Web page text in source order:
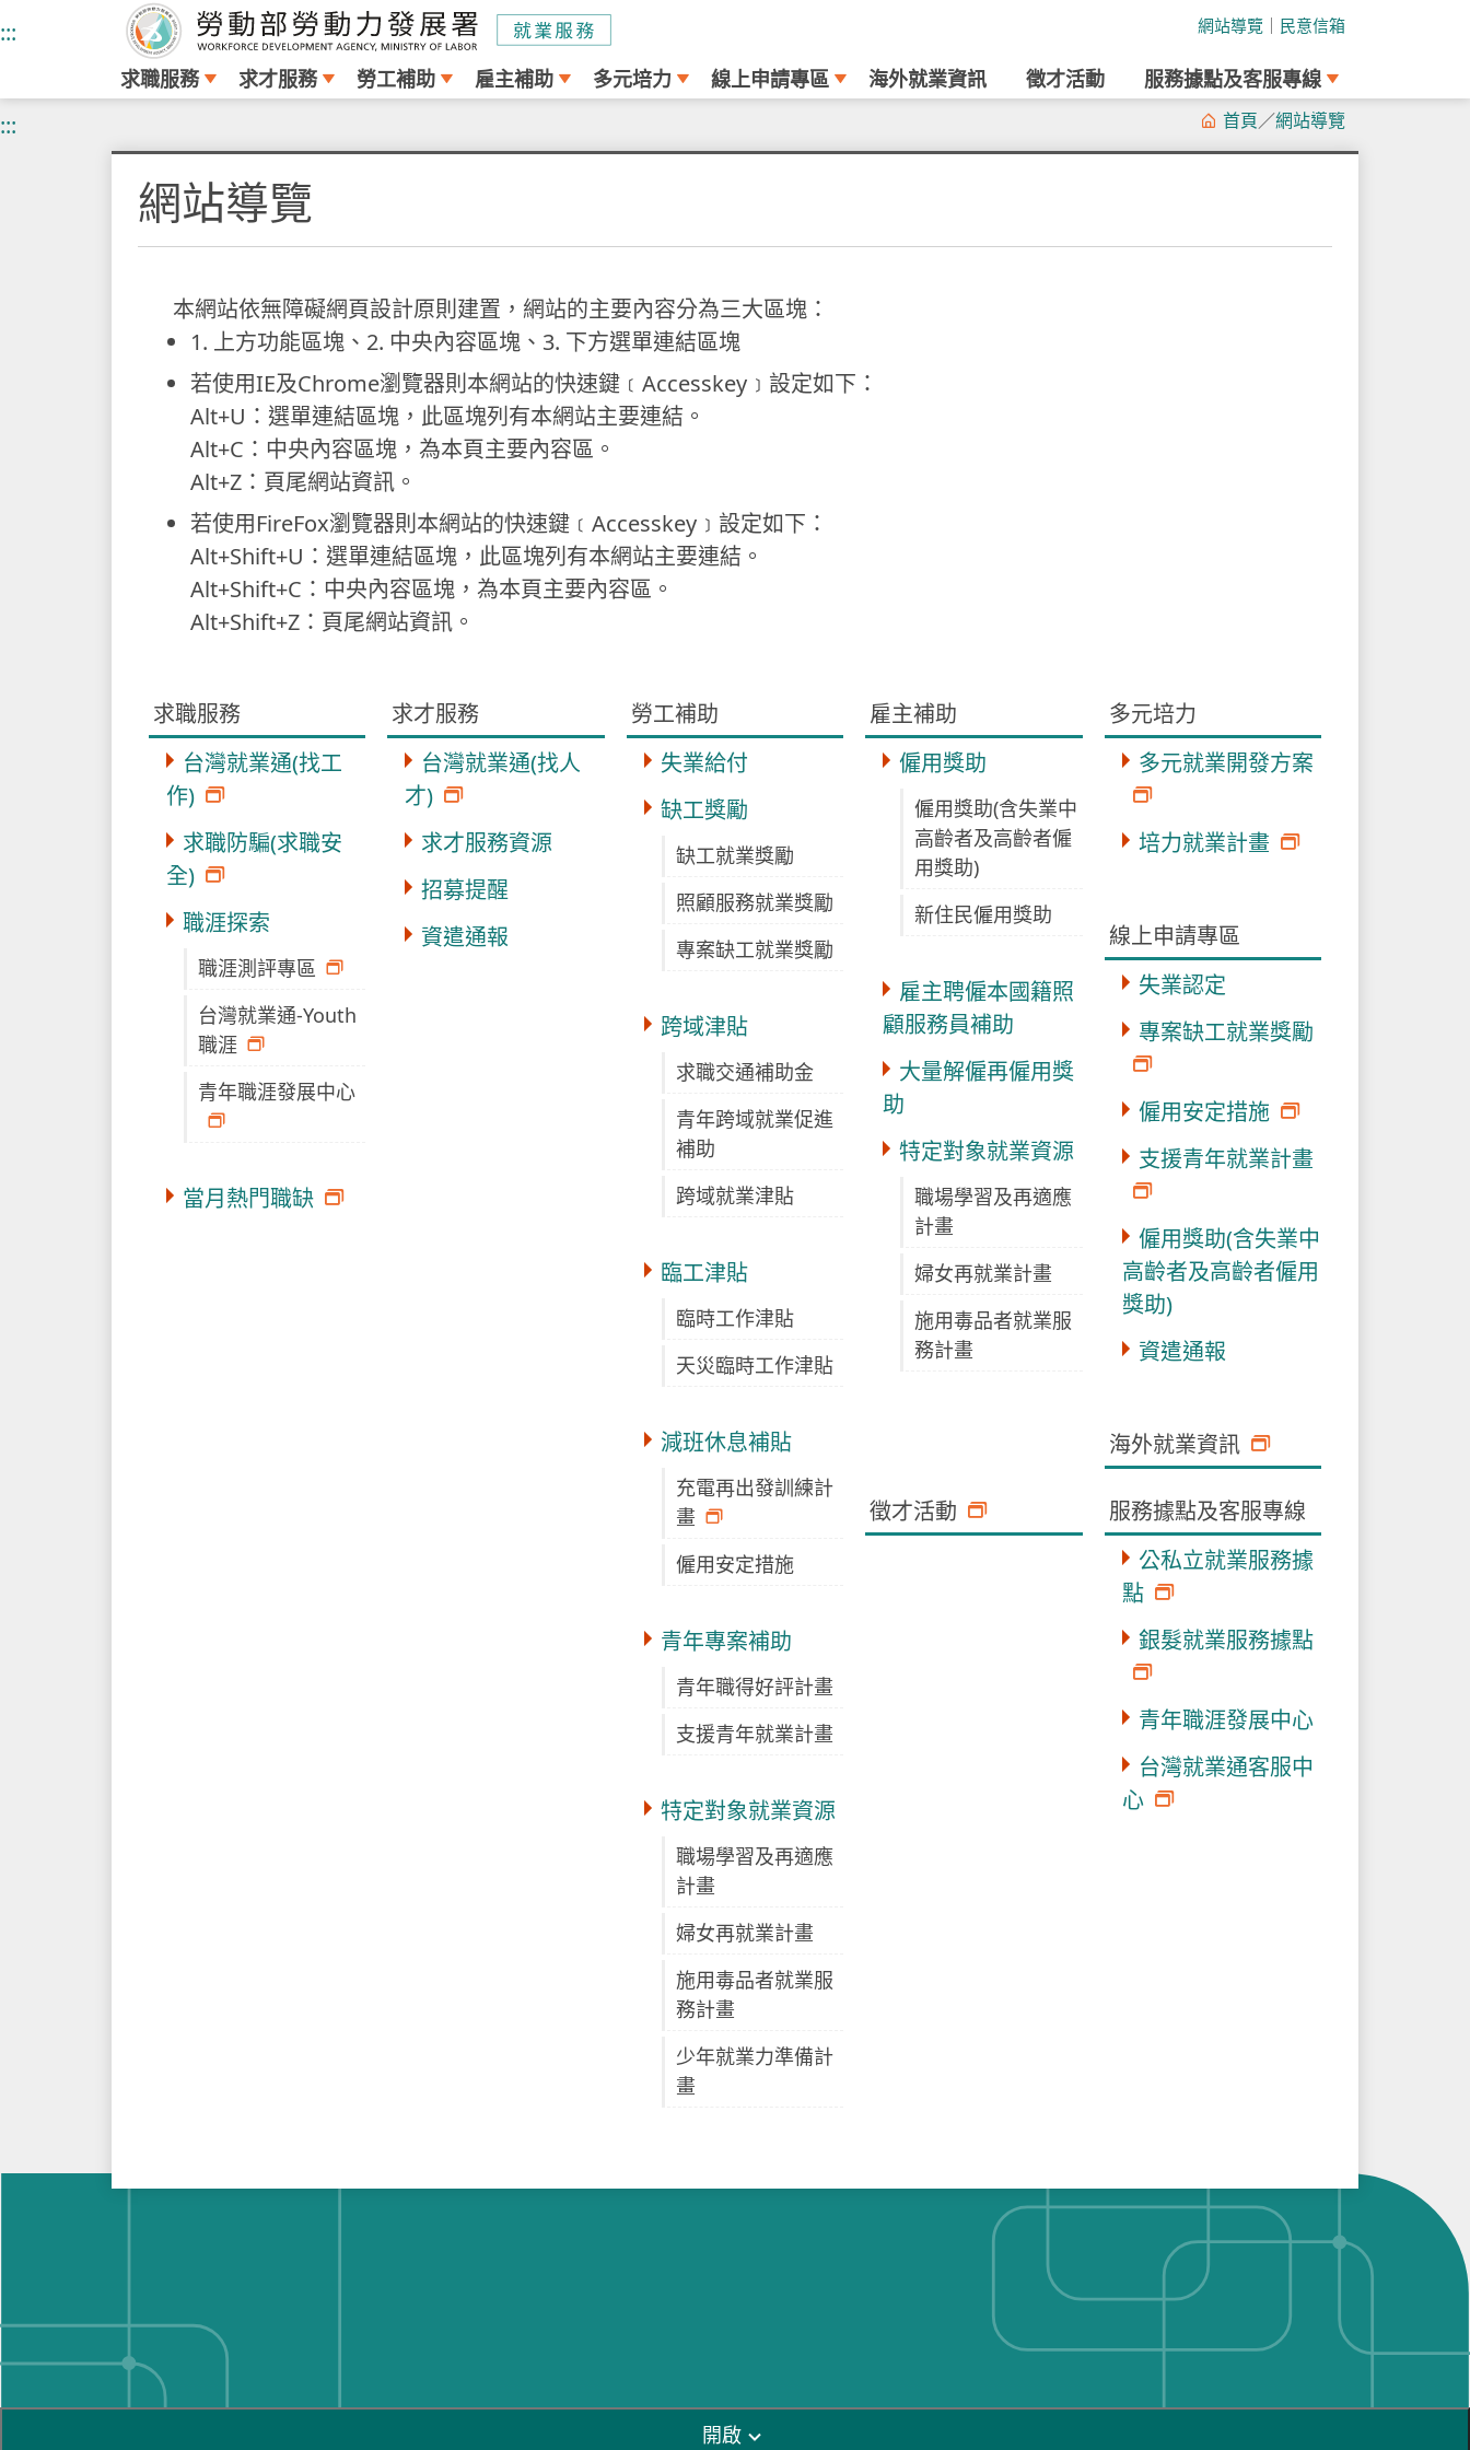
::: 網站導覽 ｜ 民意信箱
求職服務 求才服務 勞工補助 雇主補助 多元培力 線上申請專區 海外就業資訊 徵才活動 服務據點及客服專線
::: 首頁／網站導覽
網站導覽
本網站依無障礙網頁設計原則建置，網站的主要內容分為三大區塊：
1. 上方功能區塊、2. 中央內容區塊、3. 下方選單連結區塊
若使用IE及Chrome瀏覽器則本網站的快速鍵﹝Accesskey﹞設定如下：
Alt+U：選單連結區塊，此區塊列有本網站主要連結。
Alt+C：中央內容區塊，為本頁主要內容區。
Alt+Z：頁尾網站資訊。
若使用FireFox瀏覽器則本網站的快速鍵﹝Accesskey﹞設定如下：
Alt+Shift+U：選單連結區塊，此區塊列有本網站主要連結。
Alt+Shift+C：中央內容區塊，為本頁主要內容區。
Alt+Shift+Z：頁尾網站資訊。
求職服務
台灣就業通(找工
作)
求職防騙(求職安
全)
職涯探索
職涯測評專區
台灣就業通-Youth
職涯
青年職涯發展中心
當月熱門職缺
求才服務
台灣就業通(找人
才)
求才服務資源
招募提醒
資遣通報
勞工補助
失業給付
缺工獎勵
缺工就業獎勵
照顧服務就業獎勵
專案缺工就業獎勵
跨域津貼
求職交通補助金
青年跨域就業促進
補助
跨域就業津貼
臨工津貼
臨時工作津貼
天災臨時工作津貼
減班休息補貼
充電再出發訓練計
畫
僱用安定措施
青年專案補助
青年職得好評計畫
支援青年就業計畫
特定對象就業資源
職場學習及再適應
計畫
婦女再就業計畫
施用毒品者就業服
務計畫
少年就業力準備計
畫
雇主補助
僱用獎助
僱用獎助(含失業中
高齡者及高齡者僱
用獎助)
新住民僱用獎助
雇主聘僱本國籍照
顧服務員補助
大量解僱再僱用獎
助
特定對象就業資源
職場學習及再適應
計畫
婦女再就業計畫
施用毒品者就業服
務計畫
多元培力
多元就業開發方案
培力就業計畫
線上申請專區
失業認定
專案缺工就業獎勵
僱用安定措施
支援青年就業計畫
僱用獎助(含失業中
高齡者及高齡者僱用
獎助)
資遣通報
海外就業資訊
徵才活動
服務據點及客服專線
公私立就業服務據
點
銀髮就業服務據點
青年職涯發展中心
台灣就業通客服中
心
開啟